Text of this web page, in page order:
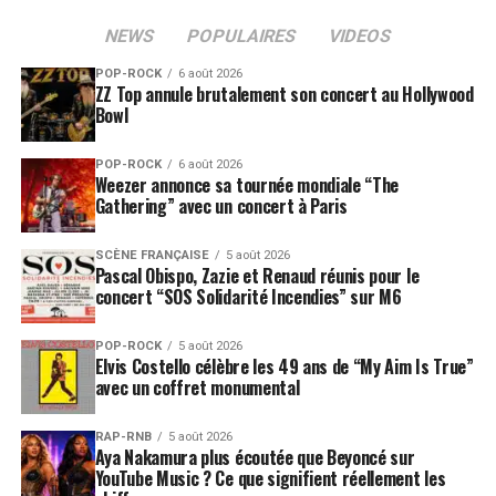
est disponible sur iTuneset
SUJETS ASSOCIÉS:
NEWS POPULAIRES VIDEOS
POP-ROCK 6 août 2026
ZZ Top annule brutalement son concert au Hollywood
Bowl
POP-ROCK 6 août 2026
Weezer annonce sa tournée mondiale “The
Gathering” avec un concert à Paris
SCÈNE FRANÇAISE 5 août 2026
Pascal Obispo, Zazie et Renaud réunis pour le
concert “SOS Solidarité Incendies” sur M6
POP-ROCK 5 août 2026
Elvis Costello célèbre les 49 ans de “My Aim Is True”
avec un coffret monumental
RAP-RNB 5 août 2026
Aya Nakamura plus écoutée que Beyoncé sur
YouTube Music ? Ce que signifient réellement les